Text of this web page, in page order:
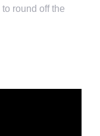
round off the